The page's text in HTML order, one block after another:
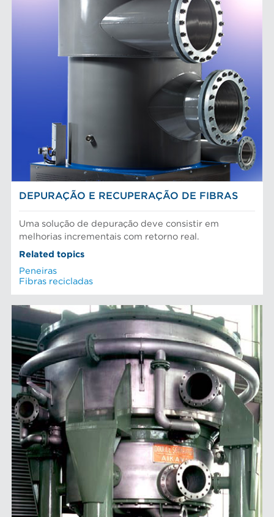
DEPURAÇÃO E RECUPERAÇÃO DE FIBRAS
Uma solução de depuração deve consistir em
melhorias incrementais com retorno real.
Related topics
Peneiras
Fibras recicladas